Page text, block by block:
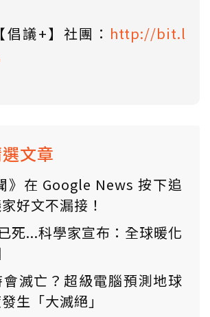
議+】社團： http://bit.l
文章
》在 Google News 按下追
好文不漏接！
死...科學家宣布：全球暖化
會滅亡？超級電腦預測地球
生「大滅絕」